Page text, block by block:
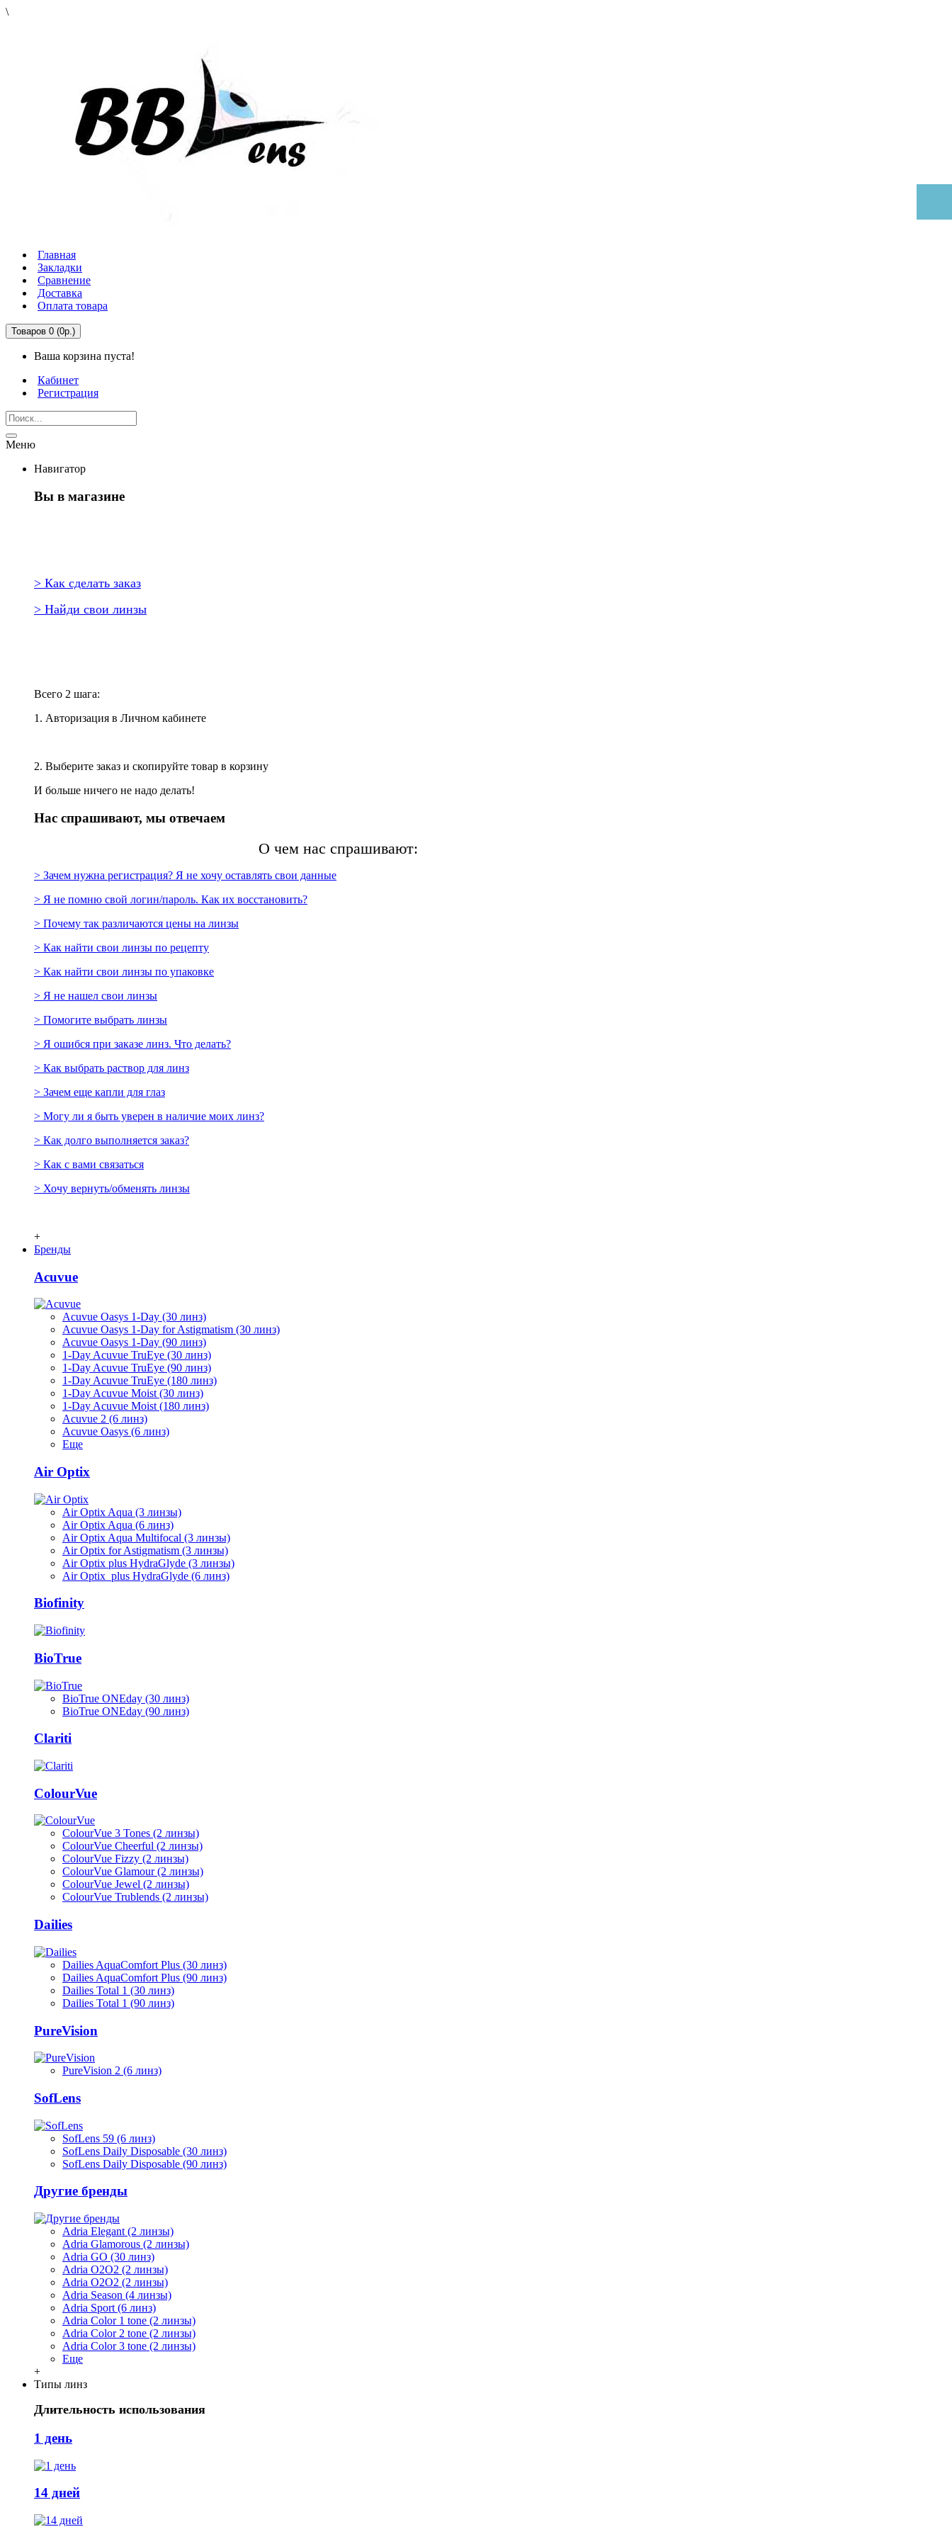
\
Главная
Закладки
Сравнение
Доставка
Оплата товара
Товаров 0 (0р.)
Ваша корзина пуста!
Кабинет
Регистрация
Меню
Навигатор
Вы в магазине
> Как сделать заказ
> Найди свои линзы
Всего 2 шага:
1. Авторизация в Личном кабинете
2. Выберите заказ и скопируйте товар в корзину
И больше ничего не надо делать!
Нас спрашивают, мы отвечаем
О чем нас спрашивают:
> Зачем нужна регистрация? Я не хочу оставлять свои данные
> Я не помню свой логин/пароль. Как их восстановить?
> Почему так различаются цены на линзы
> Как найти свои линзы по рецепту
> Как найти свои линзы по упаковке
> Я не нашел свои линзы
> Помогите выбрать линзы
> Я ошибся при заказе линз. Что делать?
> Как выбрать раствор для линз
> Зачем еще капли для глаз
> Могу ли я быть уверен в наличие моих линз?
> Как долго выполняется заказ?
> Как с вами связаться
> Хочу вернуть/обменять линзы
+
Бренды
Acuvue
Acuvue Oasys 1-Day (30 линз)
Acuvue Oasys 1-Day for Astigmatism (30 линз)
Acuvue Oasys 1-Day (90 линз)
1-Day Acuvue TruEye (30 линз)
1-Day Acuvue TruEye (90 линз)
1-Day Acuvue TruEye (180 линз)
1-Day Acuvue Moist (30 линз)
1-Day Acuvue Moist (180 линз)
Acuvue 2 (6 линз)
Acuvue Oasys (6 линз)
Еще
Air Optix
Air Optix Aqua (3 линзы)
Air Optix Aqua (6 линз)
Air Optix Aqua Multifocal (3 линзы)
Air Optix for Astigmatism (3 линзы)
Air Optix plus HydraGlyde (3 линзы)
Air Optix plus HydraGlyde (6 линз)
Biofinity
BioTrue
BioTrue ONEday (30 линз)
BioTrue ONEday (90 линз)
Clariti
ColourVue
ColourVue 3 Tones (2 линзы)
ColourVue Cheerful (2 линзы)
ColourVue Fizzy (2 линзы)
ColourVue Glamour (2 линзы)
ColourVue Jewel (2 линзы)
ColourVue Trublends (2 линзы)
Dailies
Dailies AquaComfort Plus (30 линз)
Dailies AquaComfort Plus (90 линз)
Dailies Total 1 (30 линз)
Dailies Total 1 (90 линз)
PureVision
PureVision 2 (6 линз)
SofLens
SofLens 59 (6 линз)
SofLens Daily Disposable (30 линз)
SofLens Daily Disposable (90 линз)
Другие бренды
Adria Elegant (2 линзы)
Adria Glamorous (2 линзы)
Adria GO (30 линз)
Adria O2O2 (2 линзы)
Adria O2O2 (2 линзы)
Adria Season (4 линзы)
Adria Sport (6 линз)
Adria Сolor 1 tone (2 линзы)
Adria Сolor 2 tone (2 линзы)
Adria Сolor 3 tone (2 линзы)
Еще
+
Типы линз
Длительность использования
1 день
14 дней